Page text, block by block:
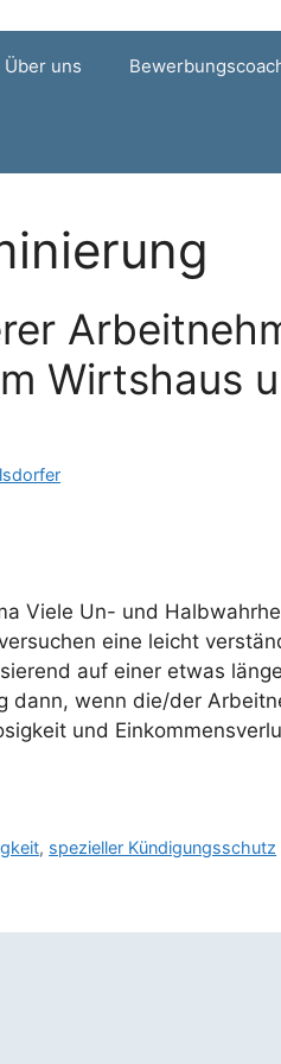
Über uns
Wirtshaus
Viele Un- und
eine leicht
auf einer etwas
dann, wenn die/der
und
, spezieller Kündigungsschutz